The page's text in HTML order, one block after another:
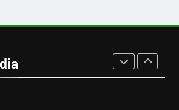
LIFESTYLE-MEDIA